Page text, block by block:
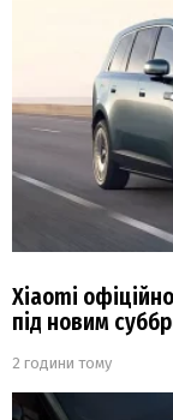
Xiaomi
під новим
2 години тому